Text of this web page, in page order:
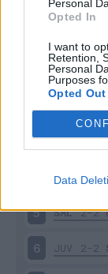
Personal
Opted In
I want to
Retention,
Personal
Purposes
Opted Out
Data
Giornata
SAL 0-1
3 SAL 4-0
BOL 1-1
5 SAL 2-2
6 JUV 2-2